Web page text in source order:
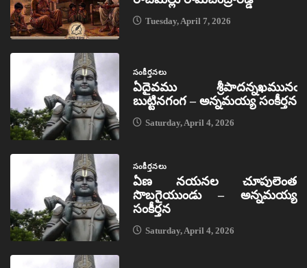
Tuesday, April 7, 2026
సంకీర్తనలు
ఏదైవము శ్రీపాదన్నఖమునఁ
బుట్టినగంగ – అన్నమయ్య సంకీర్తన
Saturday, April 4, 2026
సంకీర్తనలు
ఏణ నయనల చూపులెంత
సొబగైయుండు – అన్నమయ్య
సంకీర్తన
Saturday, April 4, 2026